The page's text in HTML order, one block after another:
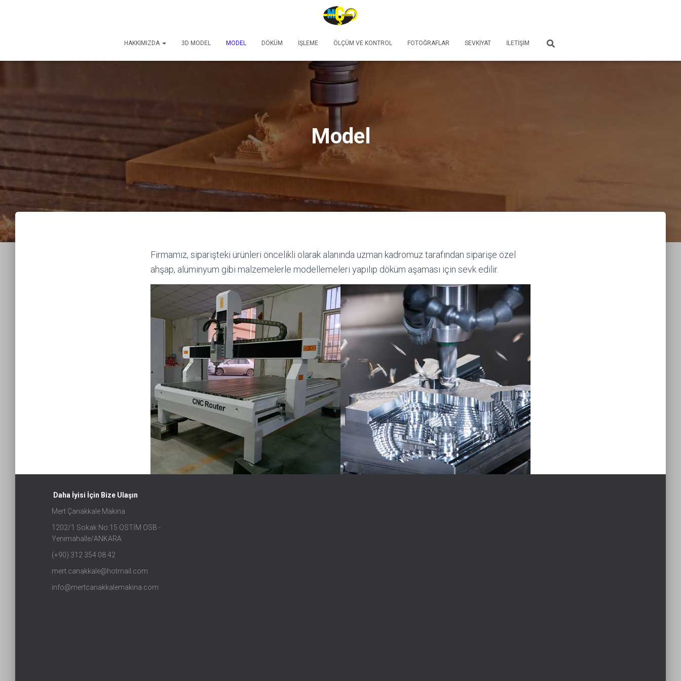
HAKKIMIZDA 3D MODEL MODEL DÖKÜM İŞLEME ÖLÇÜM VE KONTROL FOTOĞRAFLAR SEVKIYAT İLETİŞİM
Model
Firmamız, siparişteki ürünleri öncelikli olarak alanında uzman kadromuz tarafından siparişe özel
ahşap, alüminyum gibi malzemelerle modellemeleri yapılıp döküm aşaması için sevk edilir.
Daha İyisi İçin Bize Ulaşın
Mert Çanakkale Makina
1202/1 Sokak No:15 OSTİM OSB -
Yenimahalle/ANKARA
(+90) 312 354 08 42
mert.canakkale@hotmail.com
info@mertcanakkalemakina.com